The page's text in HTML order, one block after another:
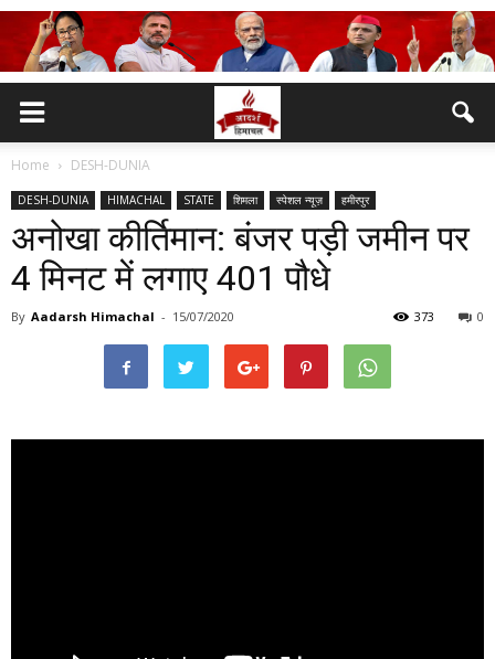
Home DESH-DUNIA
DESH-DUNIA HIMACHAL STATE शिमला स्पेशल न्यूज़ हमीरपुर
अनोखा कीर्तिमान: बंजर पड़ी जमीन पर
4 मिनट में लगाए 401 पौधे
By Aadarsh Himachal - 15/07/2020 0
373